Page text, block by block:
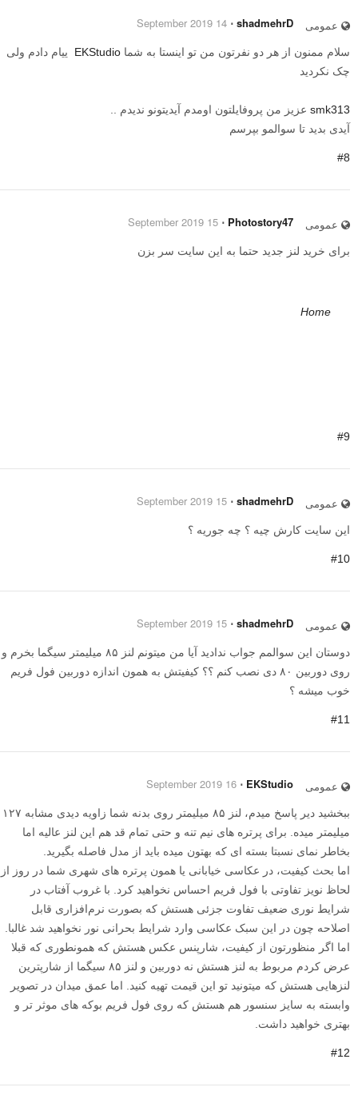
عمومی shadmehrD
⋅
14 September 2019
سلام ممنون از هر دو نفرتون من تو اینستا به شما EKStudio ییام دادم ولی
چک نکردید
smk313 عزیز من پروفایلتون اومدم آیدیتونو ندیدم ..
آیدی بدید تا سوالمو بپرسم
#8
عمومی Photostory47
⋅
15 September 2019
برای خرید لنز جدید حتما به این سایت سر بزن
Home
#9
عمومی shadmehrD
⋅
15 September 2019
این سایت کارش چیه ؟ چه جوریه ؟
#10
عمومی shadmehrD
⋅
15 September 2019
دوستان این سوالمم جواب ندادید آیا من میتونم لنز ۸۵ میلیمتر سیگما بخرم و
روی دوربین ۸۰ دی نصب کنم ؟؟ کیفیتش به همون اندازه دوربین فول فریم
خوب میشه ؟
#11
عمومی EKStudio
⋅
16 September 2019
ببخشید دیر پاسخ میدم، لنز ۸۵ میلیمتر روی بدنه شما زاویه دیدی مشابه ۱۲۷
میلیمتر میده. برای پرتره های نیم تنه و حتی تمام قد هم این لنز عالیه اما
بخاطر نمای نسبتا بسته ای که بهتون میده باید از مدل فاصله بگیرید.
اما بحث کیفیت، در عکاسی خیابانی یا همون پرتره های شهری شما در روز از
لحاظ نویز تفاوتی با فول فریم احساس نخواهید کرد. با غروب آفتاب در
شرایط نوری ضعیف تفاوت جزئی هستش که بصورت نرم‌افزاری قابل
اصلاحه چون در این سبک عکاسی وارد شرایط بحرانی نور نخواهید شد غالبا.
اما اگر منظورتون از کیفیت، شارپنس عکس هستش که همونطوری که قبلا
عرض کردم مربوط به لنز هستش نه دوربین و لنز ۸۵ سیگما از شارپترین
لنزهایی هستش که میتونید تو این قیمت تهیه کنید. اما عمق میدان در تصویر
وابسته به سایز سنسور هم هستش که روی فول فریم بوکه های موثر تر و
بهتری خواهید داشت.
#12